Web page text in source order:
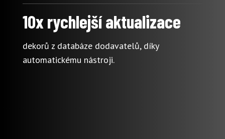
10x rychlejší aktualizace
dekorů z databáze dodavatelů, díky
automatickému nástroji.